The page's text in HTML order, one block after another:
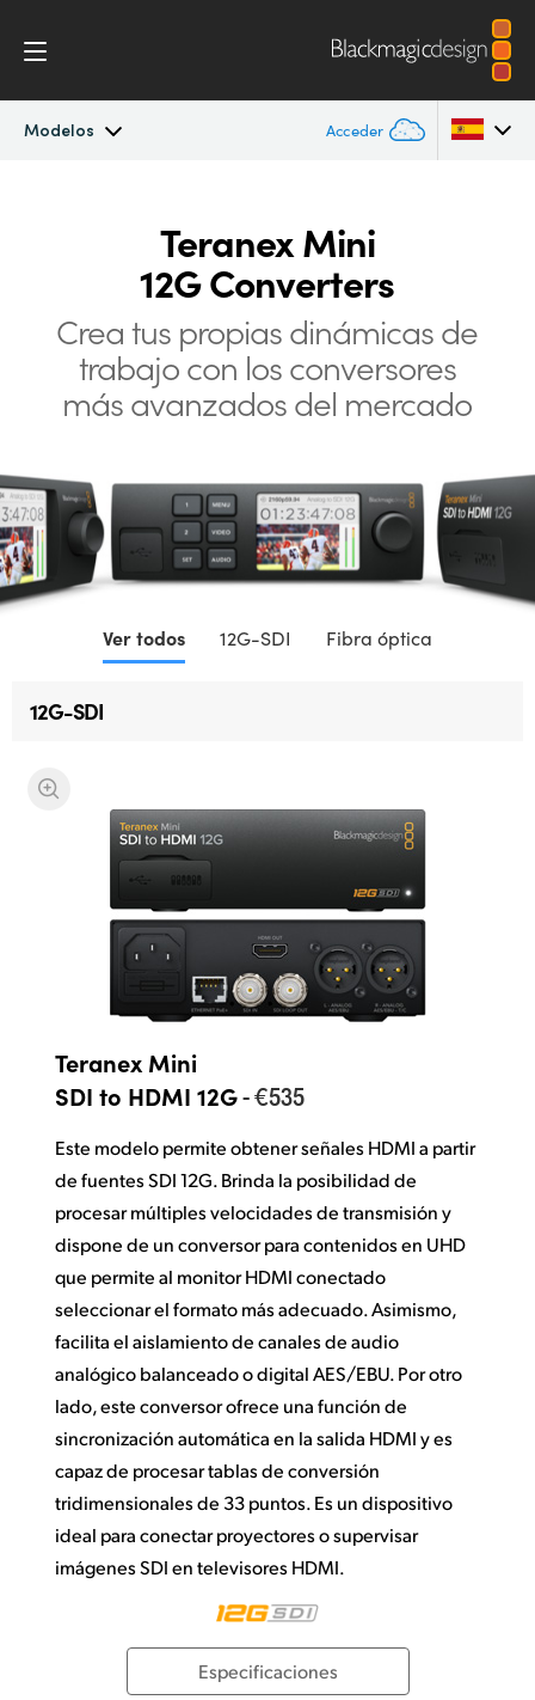
Modelos Acceder
Modelos
Especificaciones
Brazil
Canada
Denmark
Finland
Germany
Hong Kong SAR, China
Italy
Japan
Korea
Mexico
Malaysia
Netherlands
Norway
Poland
Portugal
South Africa
España
Sweden
Chinese Taipei
Ukraine
Teranex Mini
12G Converters
Crea tus propias dinámicas de
trabajocon los conversores
más avanzados del mercado
Ver todos 12G-SDI Fibra óptica
12G-SDI
Teranex Mini
SDI to HDMI 12G- €535
Este modelo permite obtener señales HDMI a partir
de fuentes SDI 12G. Brinda la posibilidad de
procesar múltiples velocidades de transmisión y
dispone de un conversor para contenidos en UHD
que permite al monitor HDMI conectado
seleccionar el formato más adecuado. Asimismo,
facilita el aislamiento de canales de audio
analógico balanceado o digital AES/EBU. Por otro
lado, este conversor ofrece una función de
sincronización automática en la salida HDMI y es
capaz de procesar tablas de conversión
tridimensionales de 33 puntos. Es un dispositivo
ideal para conectar proyectores o supervisar
imágenes SDI en televisores HDMI.
Especificaciones